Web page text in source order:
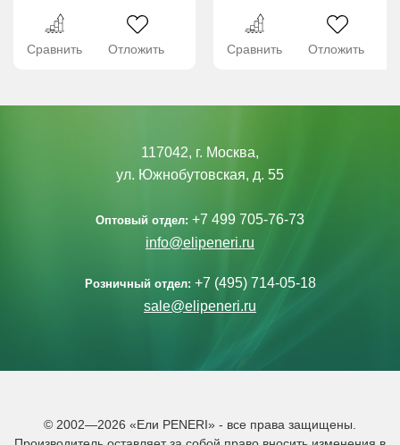
Сравнить Отложить Сравнить Отложить
117042, г. Москва,
ул. Южнобутовская, д. 55
Оптовый отдел: +7 499 705-76-73
info@elipeneri.ru
Розничный отдел: +7 (495) 714-05-18
sale@elipeneri.ru
© 2002—2026 «Ели PENERI» - все права защищены.